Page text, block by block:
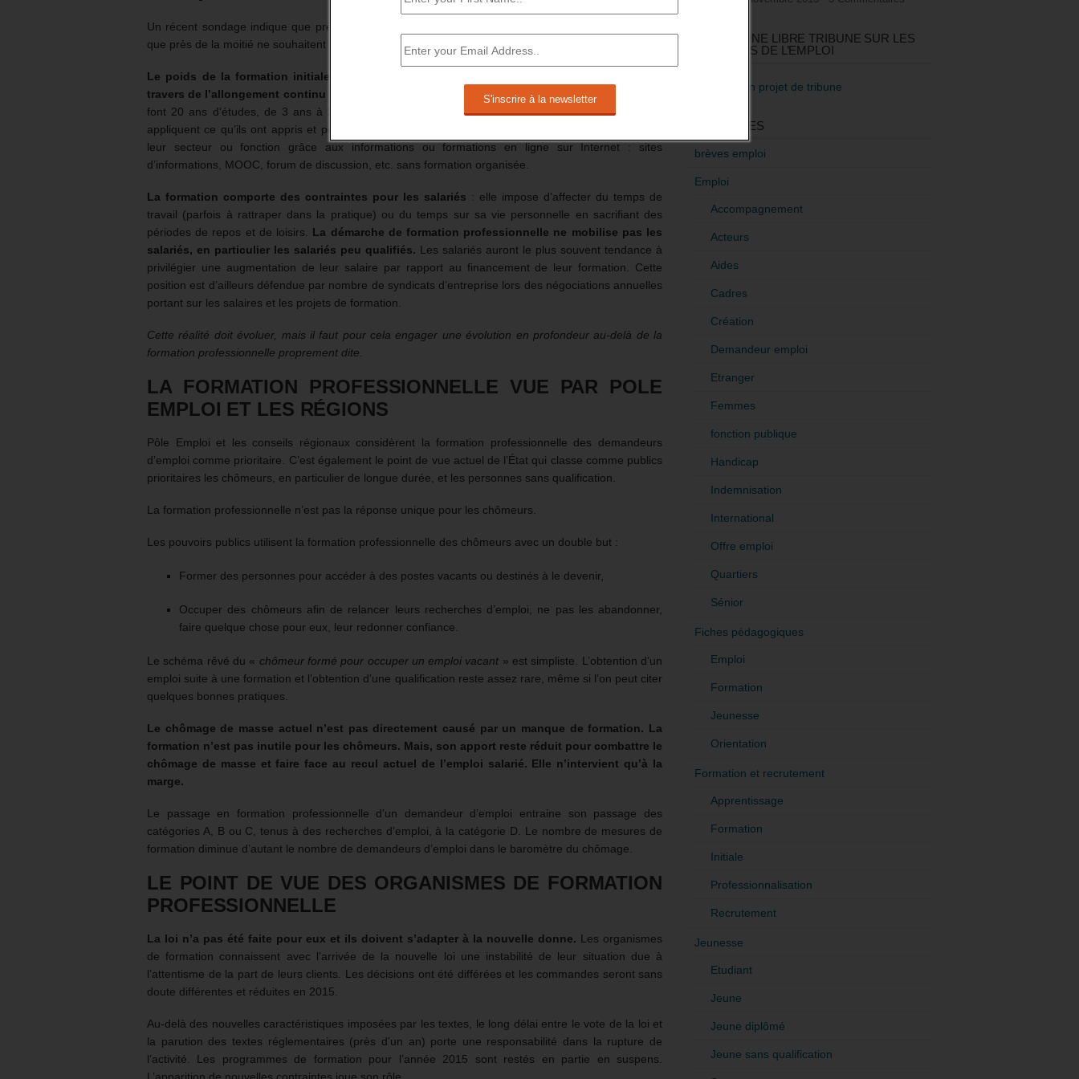
Un récent sondage indique que près de deux tiers des salariés n’ont pas de projet de formation et
que près de la moitié ne souhaitent pas se former.
Le poids de la formation initiale a écrasé progressivement la formation professionnelle au
travers de l’allongement continu de la durée des études.
Aujourd’hui, une bonne part des jeunes
font 20 ans d’études, de 3 ans à 23 ans. Entrés dans le cadre du travail, beaucoup des salariés
appliquent ce qu’ils ont appris et pour une grande part se tiennent au courant des évolutions dans
leur secteur ou fonction grâce aux informations ou formations en ligne sur Internet : sites
d’informations, MOOC, forum de discussion, etc. sans formation organisée.
La formation comporte des contraintes pour les salariés : elle impose d’affecter du temps de
travail (parfois à rattraper dans la pratique) ou du temps sur sa vie personnelle en sacrifiant des
périodes de repos et de loisirs. La démarche de formation professionnelle ne mobilise pas les
salariés, en particulier les salariés peu qualifiés. Les salariés auront le plus souvent tendance à
privilégier une augmentation de leur salaire par rapport au financement de leur formation. Cette
position est d’ailleurs défendue par nombre de syndicats d’entreprise lors des négociations annuelles
portant sur les salaires et les projets de formation.
Cette réalité doit évoluer, mais il faut pour cela engager une évolution en profondeur au-delà de la
formation professionnelle proprement dite.
LA FORMATION PROFESSIONNELLE VUE PAR POLE
EMPLOI ET LES RÉGIONS
Pôle Emploi et les conseils régionaux considèrent la formation professionnelle des demandeurs
d’emploi comme prioritaire. C’est également le point de vue actuel de l’État qui classe comme publics
prioritaires les chômeurs, en particulier de longue durée, et les personnes sans qualification.
La formation professionnelle n’est pas la réponse unique pour les chômeurs.
Les pouvoirs publics utilisent la formation professionnelle des chômeurs avec un double but :
Former des personnes pour accéder à des postes vacants ou destinés à le devenir,
Occuper des chômeurs afin de relancer leurs recherches d’emploi, ne pas les abandonner,
faire quelque chose pour eux, leur redonner confiance.
Le schéma rêvé du « chômeur formé pour occuper un emploi vacant » est simpliste. L’obtention d’un
emploi suite à une formation et l’obtention d’une qualification reste assez rare, même si l’on peut citer
quelques bonnes pratiques.
Le chômage de masse actuel n’est pas directement causé par un manque de formation. La
formation n’est pas inutile pour les chômeurs. Mais, son apport reste réduit pour combattre le
chômage de masse et faire face au recul actuel de l’emploi salarié. Elle n’intervient qu’à la
marge.
Le passage en formation professionnelle d’un demandeur d’emploi entraine son passage des
catégories A, B ou C, tenus à des recherches d’emploi, à la catégorie D. Le nombre de mesures de
formation diminue d’autant le nombre de demandeurs d’emploi dans le baromètre du chômage.
LE POINT DE VUE DES ORGANISMES DE FORMATION
PROFESSIONNELLE
La loi n’a pas été faite pour eux et ils doivent s’adapter à la nouvelle donne. Les organismes
de formation connaissent avec l’arrivée de la nouvelle loi une instabilité de leur situation due à
l’attentisme de la part de leurs clients. Les décisions ont été différées et les commandes seront sans
doute différentes et réduites en 2015.
Au-delà des nouvelles caractéristiques imposées par les textes, le long délai entre le vote de la loi et
la parution des textes réglementaires (près d’un an) porte une responsabilité dans la rupture de
l’activité. Les programmes de formation pour l’année 2015 sont restés en partie en suspens.
RÉDIGEZ UNE LIBRE TRIBUNE SUR LES
POLITIQUES DE L’EMPLOI
>Décrire mon projet de tribune
CATÉGORIES
brèves emploi
Emploi
Accompagnement
Acteurs
Aides
Cadres
Création
Demandeur emploi
Etranger
Femmes
fonction publique
Handicap
Indemnisation
International
Offre emploi
Quartiers
Sénior
Fiches pédagogiques
Emploi
Formation
Jeunesse
Orientation
Formation et recrutement
Apprentissage
Formation
Initiale
Professionnalisation
Recrutement
Jeunesse
Etudiant
Jeune
Jeune diplômé
Jeune sans qualification